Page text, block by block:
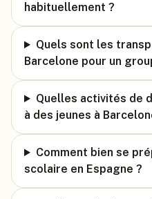
habituellement ?
Quels sont les
Barcelone pour un
Quelles activités de
à des jeunes à
Comment bien se
scolaire en Espagne ?